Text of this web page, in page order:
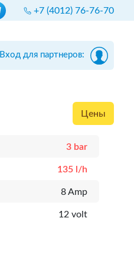
+7 (4012) 76-76-70
Вход для партнеров:
Цены
3 bar
135 l/h
8 Amp
12 volt